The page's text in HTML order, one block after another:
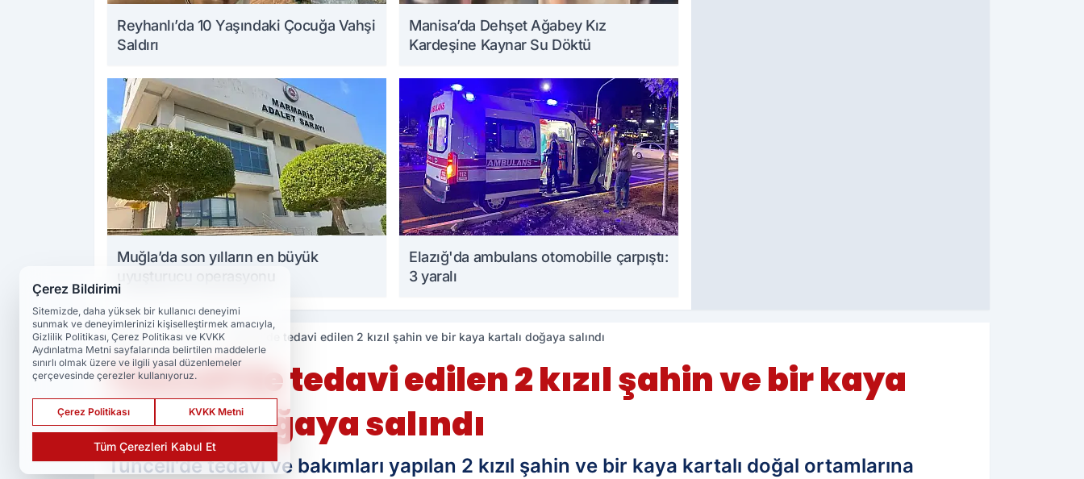
Reyhanlı’da 10 Yaşındaki Çocuğa Vahşi
Saldırı
Manisa’da Dehşet Ağabey Kız
Kardeşine Kaynar Su Döktü
Muğla’da son yılların en büyük
uyuşturucu operasyonu
Elazığ'da ambulans otomobille çarpıştı:
3 yaralı
Haberler Tunceli Tunceli'de tedavi edilen 2 kızıl şahin ve bir kaya kartalı doğaya salındı
Tunceli'de tedavi edilen 2 kızıl şahin ve bir kaya
kartalı doğaya salındı
Tunceli'de tedavi ve bakımları yapılan 2 kızıl şahin ve bir kaya kartalı doğal ortamlarına
Çerez Bildirimi
Sitemizde, daha yüksek bir kullanıcı deneyimi
sunmak ve deneyimlerinizi kişiselleştirmek amacıyla,
Gizlilik Politikası, Çerez Politikası ve KVKK
Aydınlatma Metni sayfalarında belirtilen maddelerle
sınırlı olmak üzere ve ilgili yasal düzenlemeler
çerçevesinde çerezler kullanıyoruz.
Çerez Politikası KVKK Metni
Tüm Çerezleri Kabul Et